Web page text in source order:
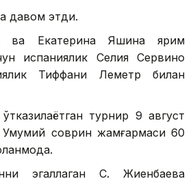
давом этди.
ва Екатерина Яшина ярим
испаниялик Селия Сервино
Тиффани Леметр билан
турнир 9 август
Умумий соврин жамғармаси 60
эгаллаган С. Жиенбаева